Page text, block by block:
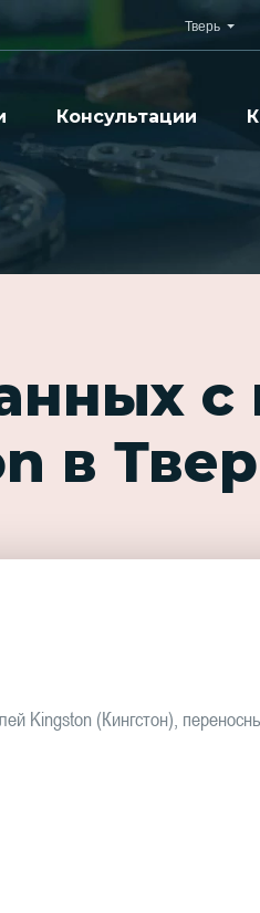
Консультации
Тверь
с
в
Kingston (Кингстон),